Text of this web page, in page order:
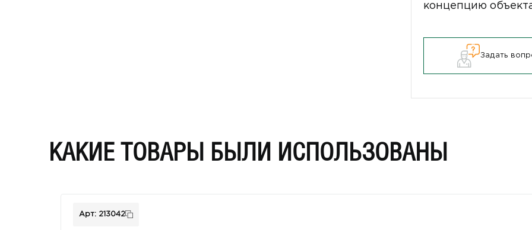
концепцию
Задать
КАКИЕ ТОВАРЫ БЫЛИ ИСПОЛЬЗОВАНЫ
Арт: 213042